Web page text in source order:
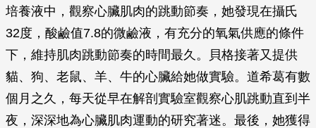
培養液中，觀察心臟肌肉的跳動節奏，她發現在攝氏
32度，酸鹼值7.8的微鹼液，有充分的氧氣供應的條件
下，維持肌肉跳動節奏的時間最久。貝格接著又提供
貓、狗、老鼠、羊、牛的心臟給她做實驗。道希葛有數
個月之久，每天從早在解剖實驗室觀察心肌跳動直到半
夜，深深地為心臟肌肉運動的研究著迷。最後，她獲得